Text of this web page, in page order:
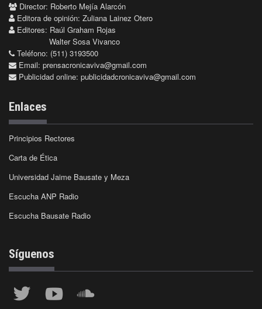
Director: Roberto Mejía Alarcón
Editora de opinión: Zuliana Lainez Otero
Editores: Raúl Graham Rojas
Walter Sosa Vivanco
Teléfono: (511) 3193500
Email: prensacronicaviva@gmail.com
Publicidad online: publicidadcronicaviva@gmail.com
Enlaces
Principios Rectores
Carta de Ética
Universidad Jaime Bausate y Meza
Escucha ANP Radio
Escucha Bausate Radio
Síguenos